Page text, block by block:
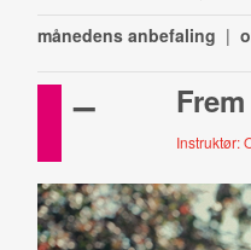
månedens anbefaling |
– Frem
Instruktør: